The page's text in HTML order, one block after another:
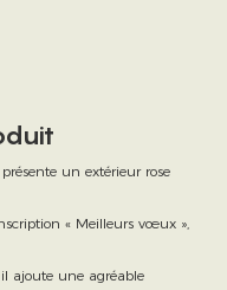
un extérieur rose
« Meilleurs vœux »,
ajoute une agréable